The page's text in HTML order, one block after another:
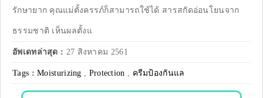
รักษายาก คุณแม่ตั้งครรภ์ก็สามารถใช้ได้ สารสกัดอ่อนโยนจาก
ธรรมชาติ เห็นผลตั้งแ
อัพเดทล่าสุด : 27 สิงหาคม 2561
Tags :Moisturizing , Protection , ครีมป้องกันแล